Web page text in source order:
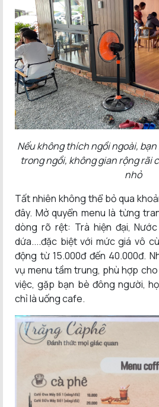
Nếu không thích ngồi ngoài,
trong ngồi, không gian rộng rãi
nhỏ
Tất nhiên không thể bỏ qua
đây. Mở quyển menu là từng
dòng rõ rệt: Trà hiện đại,
dứa....đặc biệt với mức giá vô
động từ 15.000đ đến 40.000đ.
vụ menu tầm trung, phù hợp
việc, gặp bạn bè đông người,
chỉ là uống cafe.